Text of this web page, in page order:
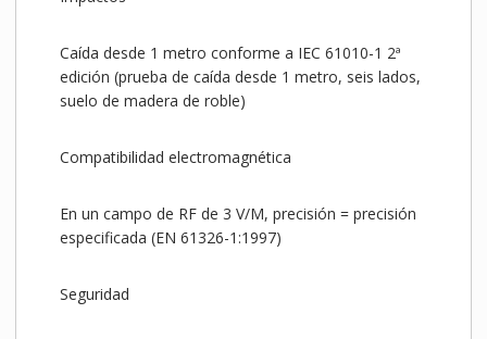
Caída desde 1 metro conforme a IEC 61010-1 2ª
edición (prueba de caída desde 1 metro, seis lados,
suelo de madera de roble)
Compatibilidad electromagnética
En un campo de RF de 3 V/M, precisión = precisión
especificada (EN 61326-1:1997)
Seguridad